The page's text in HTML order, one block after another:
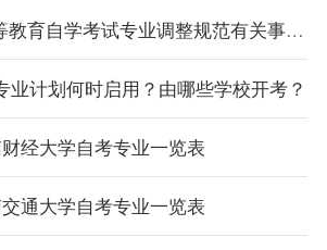
关于四川省高等教育自学考试专业调整规范有关事项的通告
业计划何时启用？由哪些学校开考？
经大学自考专业一览表
通大学自考专业一览表